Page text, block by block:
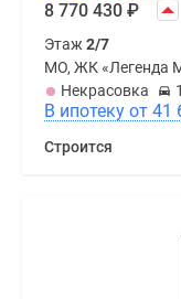
8 770 430 ₽
Этаж 2/7
МО, ЖК «Легенда
Некрасовка
В
Строится